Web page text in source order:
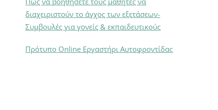
διαχειριστούν το άγχος των εξετάσεων-
Συμβουλές για γονείς & εκπαιδευτικούς
Πρότυπο Online Εργαστήρι Αυτοφροντίδας